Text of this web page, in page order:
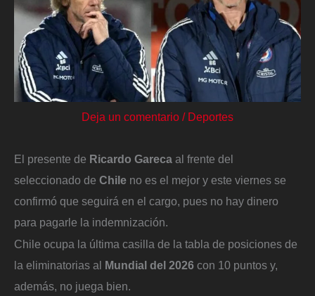
Deja un comentario / Deportes
El presente de Ricardo Gareca al frente del
seleccionado de Chile no es el mejor y este viernes se
confirmó que seguirá en el cargo, pues no hay dinero
para pagarle la indemnización.
Chile ocupa la última casilla de la tabla de posiciones de
la eliminatorias al
Mundial del 2026 con 10 puntos y,
además, no juega bien.